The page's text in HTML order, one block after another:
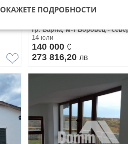
Продава КЪЩА, гр.
гр. Варна, м-т Боровец -
14 юли
140 000 €
273 816,20 лв
ПОДРОБНОСТИ